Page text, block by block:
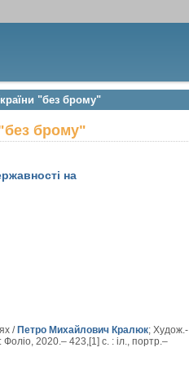
"без брому"
брому"
на
/ Петро Михайлович Кралюк; Худож.-
Фоліо, 2020.– 423,[1] с. : іл., портр.–